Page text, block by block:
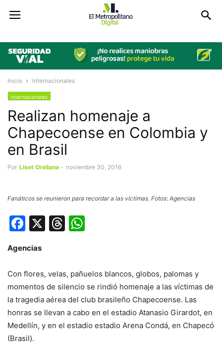
Inicio Internacionales
Internacionales
Realizan homenaje a
Chapecoense en Colombia y
en Brasil
Por Liset Orellana - noviembre 30, 2016
Fanáticos se reunieron para recordar a las víctimas. Fotos: Agencias
Facebook
X Threads
Agencias
Con flores, velas, pañuelos blancos, globos, palomas y
momentos de silencio se rindió homenaje a las víctimas de
la tragedia aérea del club brasileño Chapecoense. Las
honras se llevan a cabo en el estadio Atanasio Girardot, en
Medellín, y en el estadio estadio Arena Condá, en Chapecó
(Brasil).